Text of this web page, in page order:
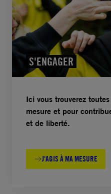
S'ENGAGER
Ici vous trouverez
mesure et pour
et de liberté.
J'AGIS À MA MESURE